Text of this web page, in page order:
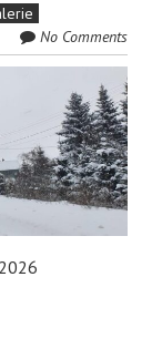
No Comments